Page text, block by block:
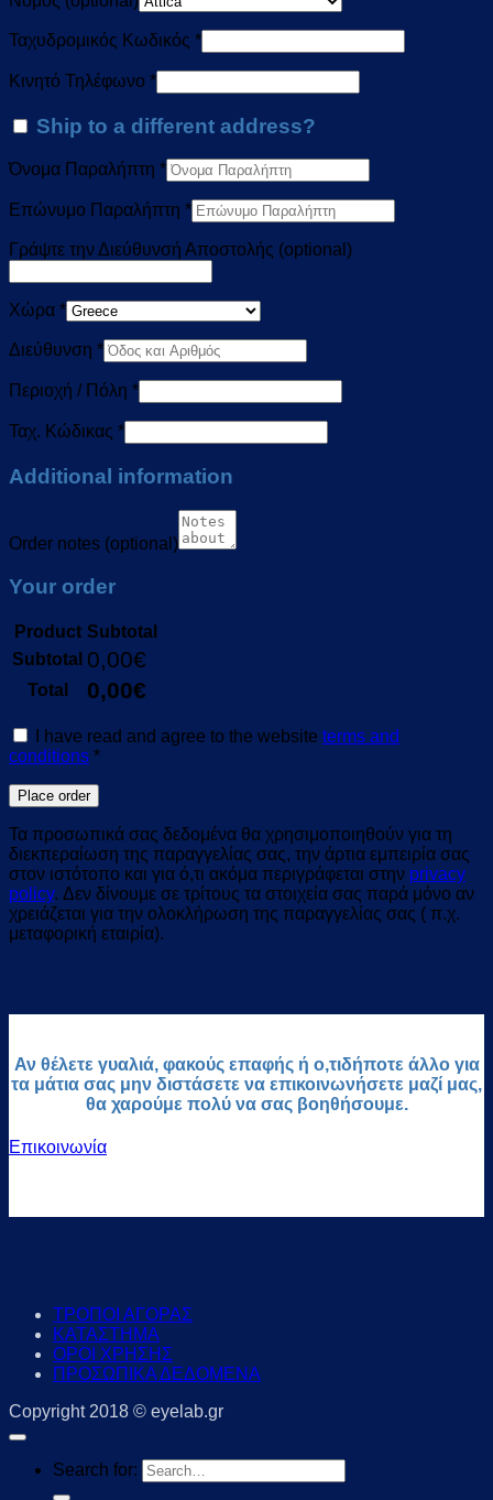
Ταχυδρομικός Κωδικός *
Κινητό Τηλέφωνο *
Ship to a different address?
Όνομα Παραλήπτη *
Επώνυμο Παραλήπτη *
Γράψτε την Διεύθυνσή Αποστολής (optional)
Χώρα *
Διεύθυνση *
Περιοχή / Πόλη *
Ταχ. Κώδικας *
Additional information
Order notes (optional)
Your order
Product Subtotal
Subtotal 0,00€
Total 0,00€
I have read and agree to the website terms and
conditions *
Place order
Τα προσωπικά σας δεδομένα θα χρησιμοποιηθούν για τη
διεκπεραίωση της παραγγελίας σας, την άρτια εμπειρία σας
στον ιστότοπο και για ό,τι ακόμα περιγράφεται στην privacy
policy. Δεν δίνουμε σε τρίτους τα στοιχεία σας παρά μόνο αν
χρειάζεται για την ολοκλήρωση της παραγγελίας σας ( π.χ.
μεταφορική εταιρία).
Αν θέλετε γυαλιά, φακούς επαφής ή ο,τιδήποτε άλλο για
τα μάτια σας μην διστάσετε να επικοινωνήσετε μαζί μας,
θα χαρούμε πολύ να σας βοηθήσουμε.
Επικοινωνία
ΤΡΟΠΟΙ ΑΓΟΡΑΣ
ΚΑΤΑΣΤΗΜΑ
ΟΡΟΙ ΧΡΗΣΗΣ
ΠΡΟΣΩΠΙΚΑ ΔΕΔΟΜΕΝΑ
Copyright 2018 © eyelab.gr
Search for: